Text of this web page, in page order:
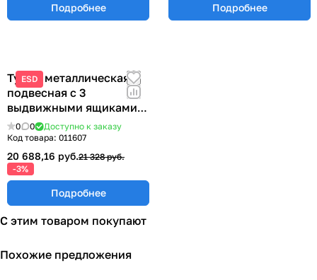
Подробнее Подробнее
ESD
Тумба металлическая
подвесная с 3
выдвижными ящиками
355х580х490 мм. ТПМ-3
0 0
Доступно к заказу
Код товара: 011607
20 688,16 руб.21 328 руб.
-3%
Подробнее
С этим товаром покупают
Похожие предложения